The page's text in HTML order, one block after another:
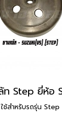
ใช้สำหรับรถรุ่น Step